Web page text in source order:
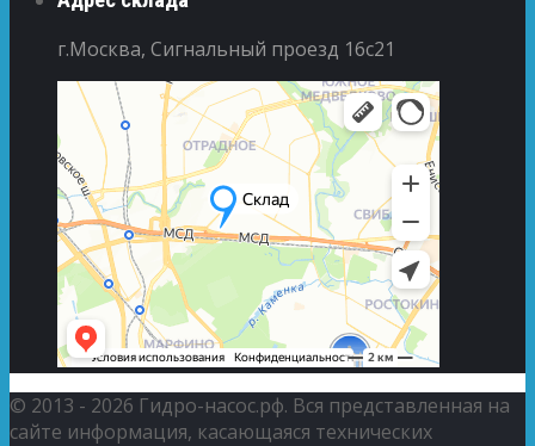
г.Москва, Сигнальный проезд 16с21
© 2013 - 2026 Гидро-насос.рф. Вся представленная на
сайте информация, касающаяся технических